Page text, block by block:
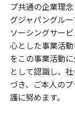
プ共通の企業理
グジャパングル
ソーシングサー
心とした事業活
をこの事業活動
として認識し、
づき、ご本人の
護に努めます。